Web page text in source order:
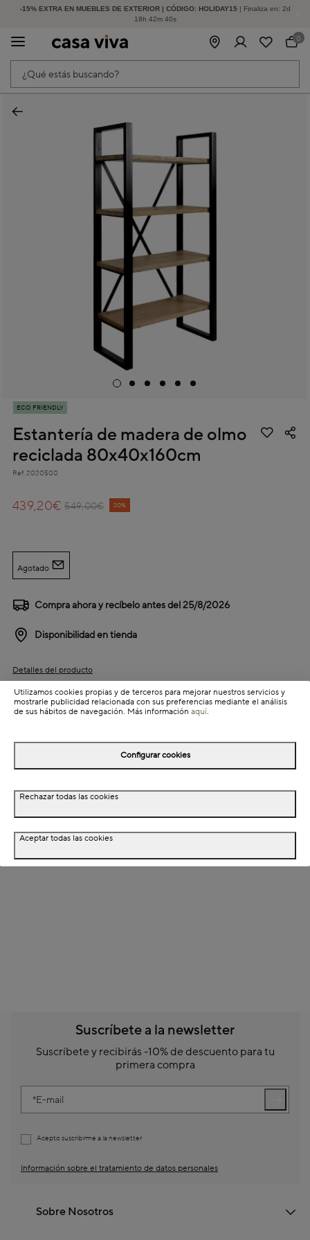
-15% EXTRA EN MUEBLES DE EXTERIOR | CÓDIGO: HOLIDAY15 | Finaliza en: 2d
18h 42m 40s
HASTA -60% DE DESCUENTO | SEGUNDAS REBAJAS
¿Qué estás buscando?
0
ECO FRIENDLY
Estantería de madera de olmo
reciclada 80x40x160cm
Ref. 2020500
Price reduced from
549,00€
to 20%
439,20€
Agotado
Compra ahora y recíbelo antes del25/8/2026
Disponibilidad en tienda
Detalles del producto
Descripción
Dimensiones
Suscríbete a la newsletter
Suscríbete y recibirás -10% de descuento para tu
primera compra
E-mail
Acepto suscribirme a la newsletter
Información sobre el tratamiento de datos personales
Sobre Nosotros
Utilizamos cookies propias y de terceros para mejorar nuestros servicios y
mostrarle publicidad relacionada con sus preferencias mediante el análisis
de sus hábitos de navegación. Más información aquí.
Configurar cookies
Rechazar todas las cookies
Aceptar todas las cookies